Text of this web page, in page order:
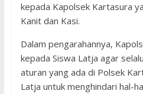
kepada Kapolsek Kartasura
Kanit dan Kasi.
Dalam pengarahannya,
kepada Siswa Latja agar
aturan yang ada di Polsek
Latja untuk menghindari hal-